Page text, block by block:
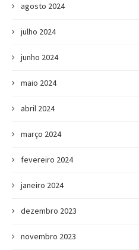
agosto 2024
julho 2024
junho 2024
maio 2024
abril 2024
março 2024
fevereiro 2024
janeiro 2024
dezembro 2023
novembro 2023